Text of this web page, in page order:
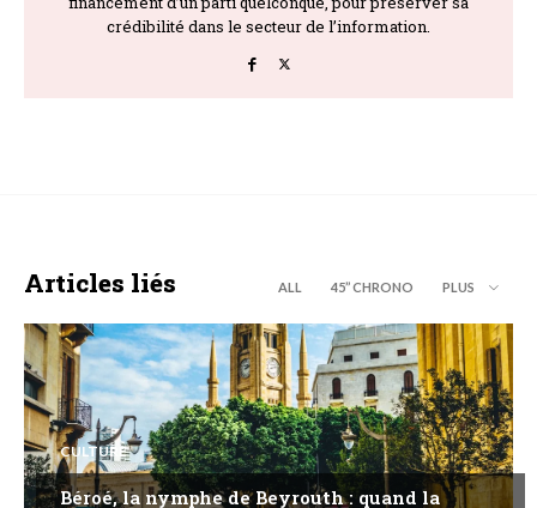
crédibilité dans le secteur de l’information.
Articles liés ALL 45’’ CHRONO PLUS
CULTURE
Béroé, la nymphe de Beyrouth : quand la